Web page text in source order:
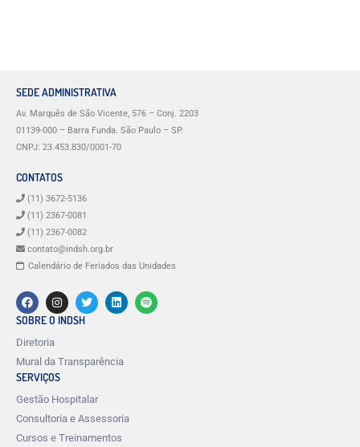
SEDE ADMINISTRATIVA
Av. Marquês de São Vicente, 576 – Conj. 2203
01139-000 – Barra Funda. São Paulo – SP.
CNPJ: 23.453.830/0001-70
CONTATOS
(11) 3672-5136
(11) 2367-0081
(11) 2367-0082
contato@indsh.org.br
Calendário de Feriados das Unidades
SOBRE O INDSH
Diretoria
Mural da Transparência
SERVIÇOS
Gestão Hospitalar
Consultoria e Assessoria
Cursos e Treinamentos